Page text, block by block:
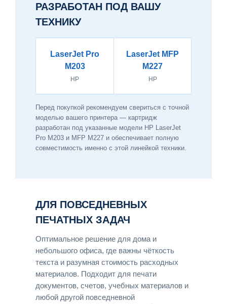
РАЗРАБОТАН ПОД ВАШУ
ТЕХНИКУ
LaserJet Pro
M203
HP
LaserJet MFP
M227
HP
Перед покупкой рекомендуем свериться с точной
моделью вашего принтера — картридж
разработан под указанные модели HP LaserJet
Pro M203 и MFP M227 и обеспечивает полную
совместимость именно с этой линейкой техники.
ДЛЯ ПОВСЕДНЕВНЫХ
ПЕЧАТНЫХ ЗАДАЧ
Оптимальное решение для дома и
небольшого офиса, где важны чёткость
текста и разумная стоимость расходных
материалов. Подходит для печати
документов, счетов, учебных материалов и
любой другой повседневной